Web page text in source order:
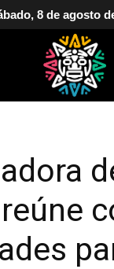
8 de agosto